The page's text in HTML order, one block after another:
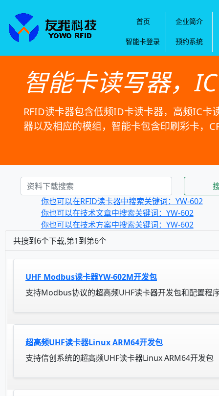
首页 企业简介
智能卡登录 预约系统
智能卡读写器，
RFID读卡器包含低频ID卡读卡器，高频IC卡
器以及相应的模组，智能卡包含印刷彩卡，
你也可以在RFID读卡器中搜索关键词：YW-602
你也可以在技术文章中搜索关键词：YW-602
你也可以在技术方案中搜索关键词：YW-602
共搜到6个下载,第1到第6个
UHF Modbus读卡器YW-602M开发包
支持Modbus协议的超高频UHF读卡器开发包和配置程
超高频UHF读卡器Linux ARM64开发包
支持信创系统的超高频UHF读卡器Linux ARM64开发包